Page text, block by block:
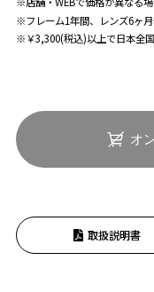
※フレーム1年間、レンズ6ヶ
※￥3,300(税込)以上で日本全
オ
取扱説明書